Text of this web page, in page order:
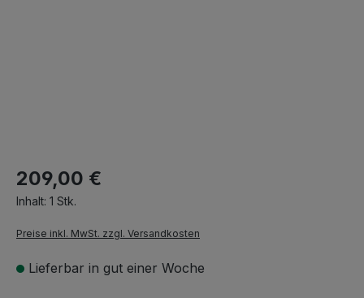
209,00 €
Inhalt: 1 Stk.
Preise inkl. MwSt. zzgl. Versandkosten
Lieferbar in gut einer Woche